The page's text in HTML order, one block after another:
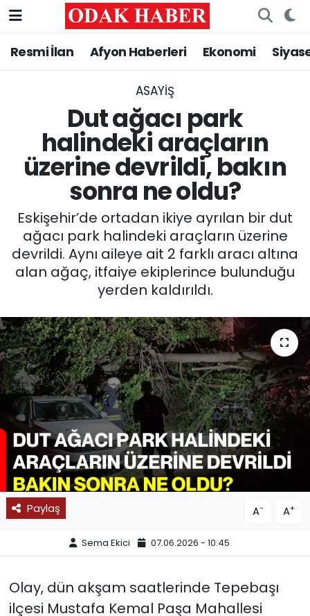
Resmi İlan Afyon Haberleri Ekonomi
ASAYİŞ
Dut ağacı park
halindeki araçların
üzerine devrildi, bakın
sonra ne oldu?
Eskişehir’de ortadan ikiye ayrılan bir dut
ağacı park halindeki araçların üzerine
devrildi. Aynı aileye ait 2 farklı aracı altına
alan ağaç, itfaiye ekiplerince bulunduğu
yerden kaldırıldı.
Paylaş A- A+
Sema Ekici 07.06.2026 - 10:45
Olay, dün akşam saatlerinde Tepebaşı
ilçesi Mustafa Kemal Paşa Mahallesi
AFYONKARAHİSAR HABERLERİ
ASAYİŞ
GÜNCEL
SİYASET
EĞİTİM
MAGAZİN
SPOR
11:11 MANŞET
Nöbetçi Eczaneler
Trafik Durumu
Süper Lig Puan Durumu ve Fikstür
Tüm Manşetler
Son Dakika Haberleri
Haber Arşivi